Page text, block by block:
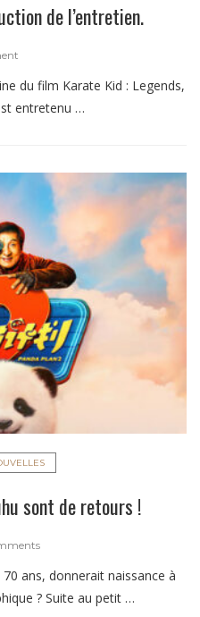
de l’entretien.
du film Karate Kid : Legends,
entretenu …
sont de retours !
ans, donnerait naissance à
? Suite au petit …